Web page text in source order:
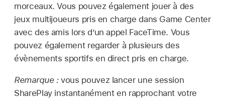
morceaux. Vous pouvez également jouer à des
jeux multijoueurs pris en charge dans Game Center
avec des amis lors d’un appel FaceTime. Vous
pouvez également regarder à plusieurs des
évènements sportifs en direct pris en charge.
Remarque :vous pouvez lancer une session
SharePlay instantanément en rapprochant votre